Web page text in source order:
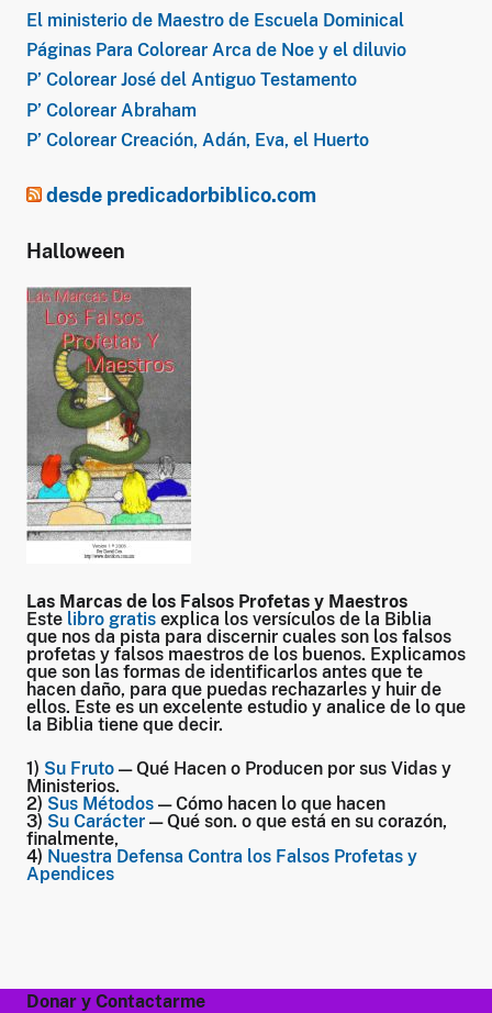
El ministerio de Maestro de Escuela Dominical
Páginas Para Colorear Arca de Noe y el diluvio
P’ Colorear José del Antiguo Testamento
P’ Colorear Abraham
P’ Colorear Creación, Adán, Eva, el Huerto
desde predicadorbiblico.com
Halloween
Las Marcas de los Falsos Profetas y Maestros
Este libro gratis explica los versículos de la Biblia
que nos da pista para discernir cuales son los falsos
profetas y falsos maestros de los buenos. Explicamos
que son las formas de identificarlos antes que te
hacen daño, para que puedas rechazarles y huir de
ellos. Este es un excelente estudio y analice de lo que
la Biblia tiene que decir.
1) Su Fruto — Qué Hacen o Producen por sus Vidas y
Ministerios.
2) Sus Métodos — Cómo hacen lo que hacen
3) Su Carácter — Qué son. o que está en su corazón,
finalmente,
4) Nuestra Defensa Contra los Falsos Profetas y
Apendices
Donar y Contactarme